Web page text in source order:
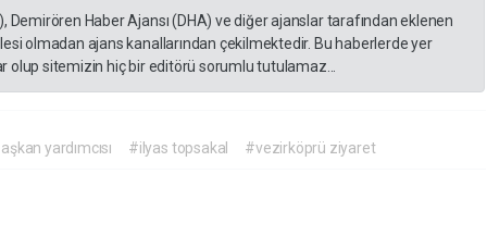
Demirören Haber Ajansı (DHA) ve diğer ajanslar tarafından eklenen
olmadan ajans kanallarından çekilmektedir. Bu haberlerde yer
sitemizin hiç bir editörü sorumlu tutulamaz...
yardımcısı #ilyas topsakal #vezirköprü ziyaret